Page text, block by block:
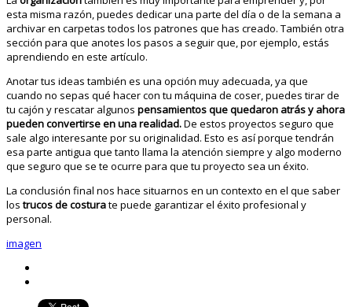
esta misma razón, puedes dedicar una parte del día o de la semana a
archivar en carpetas todos los patrones que has creado. También otra
sección para que anotes los pasos a seguir que, por ejemplo, estás
aprendiendo en este artículo.
Anotar tus ideas también es una opción muy adecuada, ya que
cuando no sepas qué hacer con tu máquina de coser, puedes tirar de
tu cajón y rescatar algunos pensamientos que quedaron atrás y ahora
pueden convertirse en una realidad.De estos proyectos seguro que
sale algo interesante por su originalidad. Esto es así porque tendrán
esa parte antigua que tanto llama la atención siempre y algo moderno
que seguro que se te ocurre para que tu proyecto sea un éxito.
La conclusión final nos hace situarnos en un contexto en el que saber
lostrucos de costurate puede garantizar el éxito profesional y
personal.
imagen